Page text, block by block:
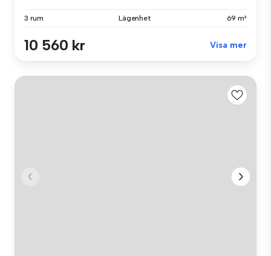
3 rum Lägenhet 69 m²
10 560 kr Visa mer